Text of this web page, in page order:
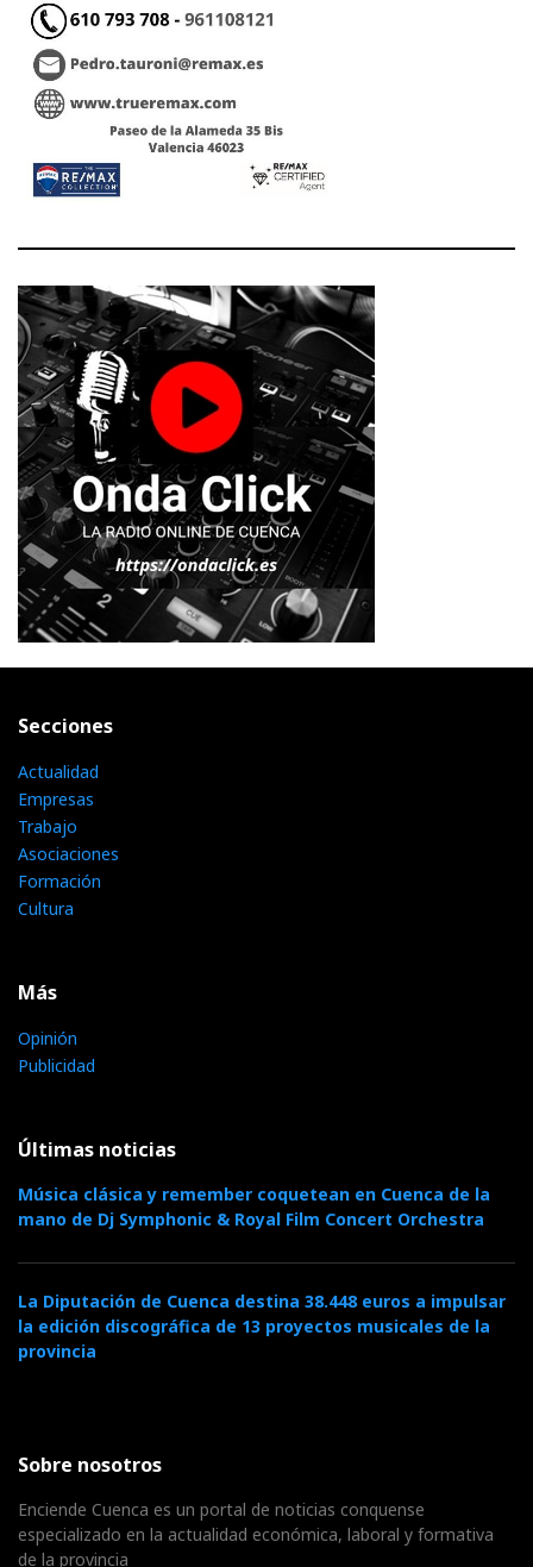
Secciones
Actualidad
Empresas
Trabajo
Asociaciones
Formación
Cultura
Más
Opinión
Publicidad
Últimas noticias
Música clásica y remember coquetean en Cuenca de la
mano de Dj Symphonic & Royal Film Concert Orchestra
La Diputación de Cuenca destina 38.448 euros a impulsar
la edición discográfica de 13 proyectos musicales de la
provincia
Sobre nosotros
Enciende Cuenca es un portal de noticias conquense
especializado en la actualidad económica, laboral y formativa
de la provincia